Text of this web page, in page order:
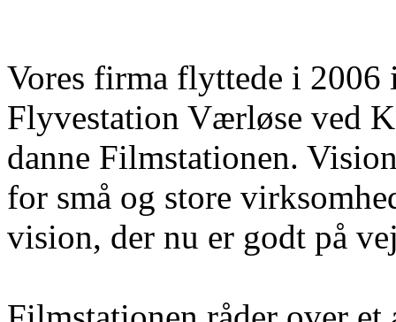
Vores firma flyttede i 2006
Flyvestation Værløse ved
danne Filmstationen.
for små og store
vision, der nu er godt på